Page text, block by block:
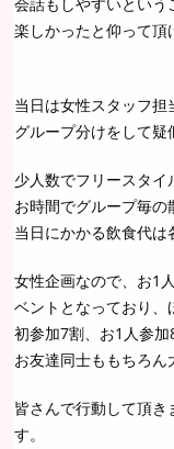
会話もしやすいという
楽しかったと仰って頂
当日は女性スタッフ担
グループ分けをして疑
少人数でフリースタイ
お時間でグループ毎の
当日にかかる飲食代は
女性企画なので、お1
ベントとなっており、
初参加7割、お1人参
お友達同士ももちろん
皆さんで行動して頂
す。